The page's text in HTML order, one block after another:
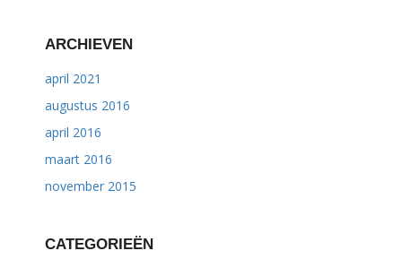
ARCHIEVEN
april 2021
augustus 2016
april 2016
maart 2016
november 2015
CATEGORIEËN